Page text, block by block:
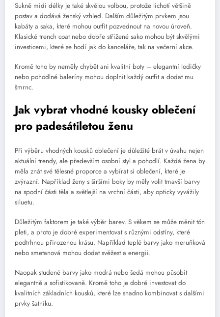
Sukně midi délky je také skvělou volbou, protože lichotí většině
postav a dodává ženský vzhled. Dalším důležitým prvkem jsou
kabáty a saka, které mohou outfit pozvednout na novou úroveň.
Klasické trench coat nebo dobře střižené sako mohou být skvělými
investicemi, které se hodí jak do kanceláře, tak na večerní akce.
Kromě toho by neměly chybět ani kvalitní boty – elegantní lodičky
nebo pohodlné baleríny mohou doplnit každý outfit a dodat mu
šmrnc.
Jak vybrat vhodné kousky oblečení
pro padesátiletou ženu
Při výběru vhodných kousků oblečení je důležité brát v úvahu nejen
aktuální trendy, ale především osobní styl a pohodlí. Každá žena by
měla znát své tělesné proporce a vybírat si oblečení, které je
zvýrazní. Například ženy s širšími boky by měly volit tmavší barvy
na spodní části těla a světlejší na vrchní části, aby opticky vyvážily
siluetu.
Důležitým faktorem je také výběr barev. S věkem se může měnit tón
pleti, a proto je dobré experimentovat s různými odstíny, které
podtrhnou přirozenou krásu. Například teplé barvy jako meruňková
nebo smetanová mohou dodat svěžest a energii.
Naopak studené barvy jako modrá nebo šedá mohou působit
elegantně a sofistikovaně. Kromě toho je dobré investovat do
kvalitních základních kousků, které lze snadno kombinovat s dalšími
prvky šatníku.